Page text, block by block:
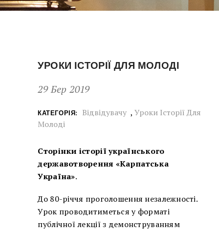
УРОКИ ІСТОРІЇ ДЛЯ МОЛОДІ
29 Бер 2019
КАТЕГОРІЯ: Відвідувачу , Уроки Історії Для
Молоді
Сторінки історії українського
державотворення «Карпатська
Україна».
До 80-річчя проголошення незалежності.
Урок проводитиметься у форматі
публічної лекції з демонструванням